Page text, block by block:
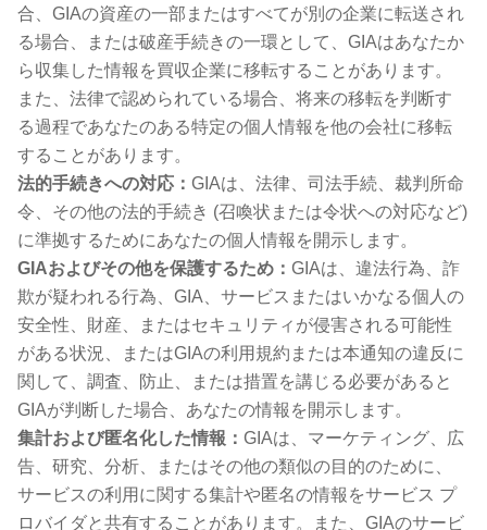
合、GIAの資産の一部またはすべてが別の企業に転送され
る場合、または破産手続きの一環として、GIAはあなたか
ら収集した情報を買収企業に移転することがあります。
また、法律で認められている場合、将来の移転を判断す
る過程であなたのある特定の個人情報を他の会社に移転
することがあります。
法的手続きへの対応： GIAは、法律、司法手続、裁判所命
令、その他の法的手続き (召喚状または令状への対応など)
に準拠するためにあなたの個人情報を開示します。
GIAおよびその他を保護するため： GIAは、違法行為、詐
欺が疑われる行為、GIA、サービスまたはいかなる個人の
安全性、財産、またはセキュリティが侵害される可能性
がある状況、またはGIAの利用規約または本通知の違反に
関して、調査、防止、または措置を講じる必要があると
GIAが判断した場合、あなたの情報を開示します。
集計および匿名化した情報： GIAは、マーケティング、広
告、研究、分析、またはその他の類似の目的のために、
サービスの利用に関する集計や匿名の情報をサービス プ
ロバイダと共有することがあります。また、GIAのサービ